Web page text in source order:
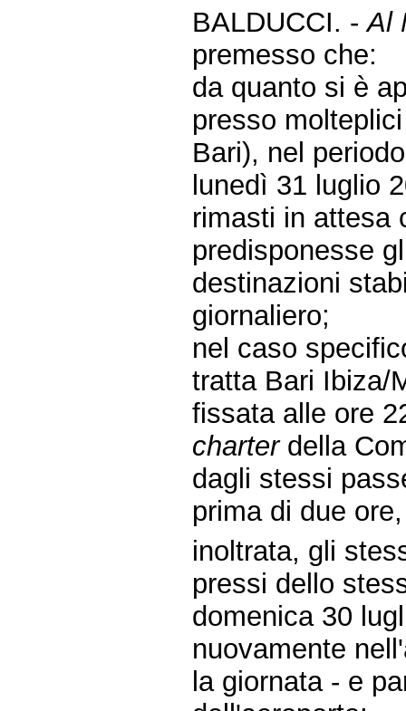
BALDUCCI. -Al
premesso che:
da quanto si è
presso
Bari), nel
lunedì 31 luglio
rimasti in attesa
predisponesse
destinazioni
giornaliero;
nel caso
tratta Bari Ibiza/
fissata alle ore
charterdella
dagli stessi
prima di due
inoltrata, gli
pressi dello
domenica 30
nuovamente
la giornata - e